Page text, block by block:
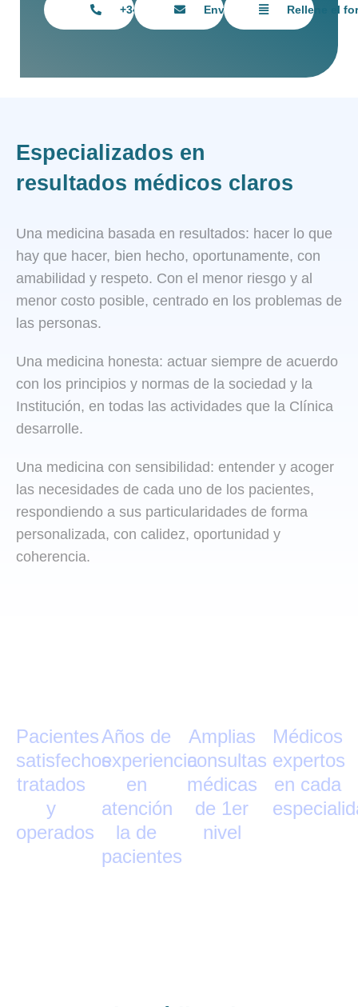
+34 615 55 11 55Envíanos un emailRellene el
Especializados en
resultados médicos claros
Una medicina basada en resultados: hacer lo que
hay que hacer, bien hecho, oportunamente, con
amabilidad y respeto. Con el menor riesgo y al
menor costo posible, centrado en los problemas de
las personas.
Una medicina honesta: actuar siempre de acuerdo
con los principios y normas de la sociedad y la
Institución, en todas las actividades que la Clínica
desarrolle.
Una medicina con sensibilidad: entender y acoger
las necesidades de cada uno de los pacientes,
respondiendo a sus particularidades de forma
personalizada, con calidez, oportunidad y
coherencia.
Médicos
expertos
en cada
Amplias
consultas
médicas
de 1er
nivel
Años de
experiencia
en
atención
la de
pacientes
Pacientes
satisfechos
tratados
y
operados